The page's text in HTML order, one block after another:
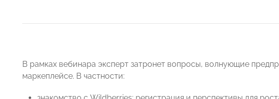
В рамках вебинара эксперт затронет вопросы, волнующие
маркеплейсе. В частности: